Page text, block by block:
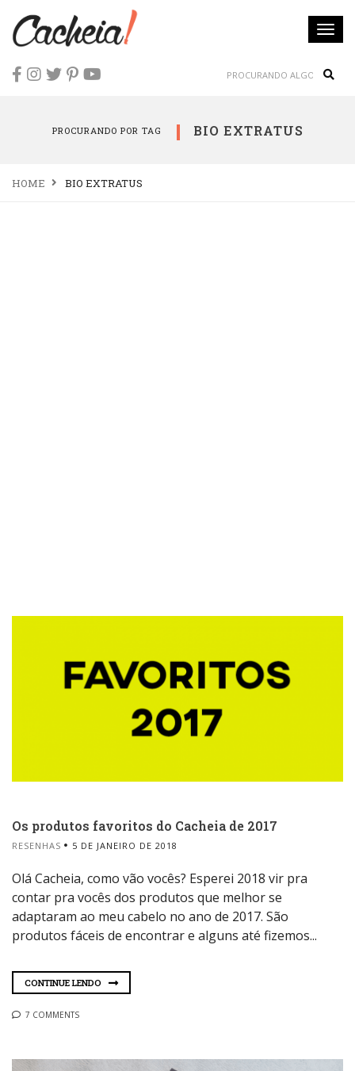
PROCURANDO POR TAG BIO EXTRATUS
HOME BIO EXTRATUS
Os produtos favoritos do Cacheia de 2017
RESENHAS 5 DE JANEIRO DE 2018
Olá Cacheia, como vão vocês? Esperei 2018 vir pra
contar pra vocês dos produtos que melhor se
adaptaram ao meu cabelo no ano de 2017. São
produtos fáceis de encontrar e alguns até fizemos...
CONTINUE LENDO
7 COMMENTS